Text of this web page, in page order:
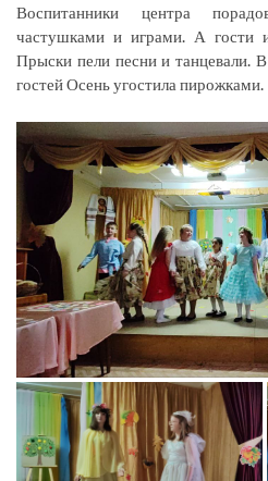
Воспитанники центра
частушками и играми. А гости
Прыски пели песни и танцевали.
гостей Осень угостила пирожками.